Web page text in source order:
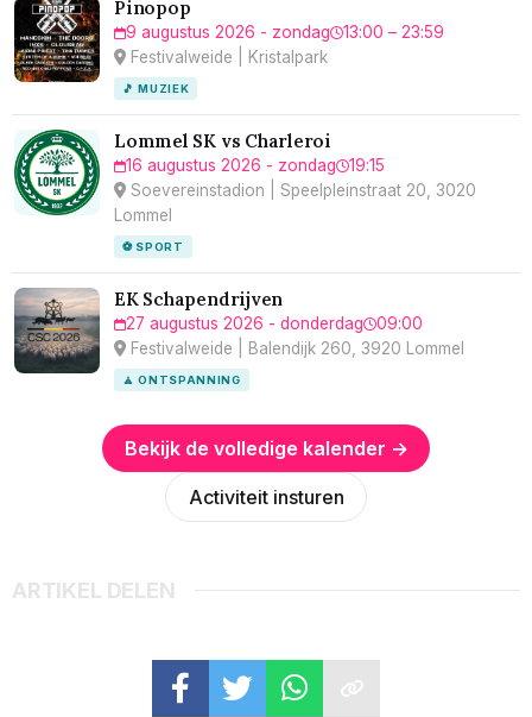
Pinopop
9 augustus 2026 - zondag
13:00 – 23:59
Festivalweide | Kristalpark
🎵 MUZIEK
Lommel SK vs Charleroi
16 augustus 2026 - zondag
19:15
Soevereinstadion | Speelpleinstraat 20, 3020
Lommel
⚽ SPORT
EK Schapendrijven
27 augustus 2026 - donderdag
09:00
Festivalweide | Balendijk 260, 3920 Lommel
🧘 ONTSPANNING
Bekijk de volledige kalender →
Activiteit insturen
ARTIKEL DELEN